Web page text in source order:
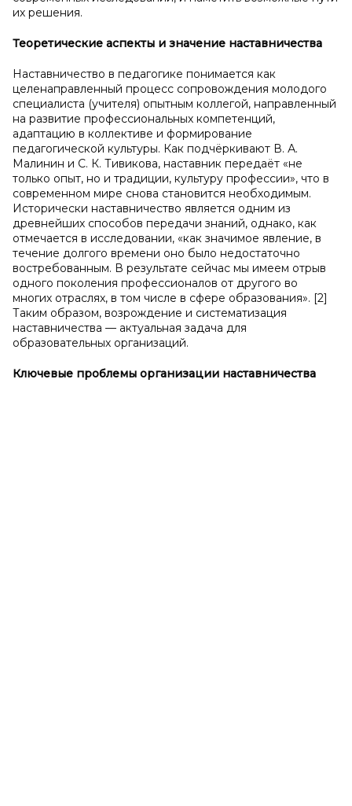
их решения.
Теоретические аспекты и значение наставничества
Наставничество в педагогике понимается как
целенаправленный процесс сопровождения молодого
специалиста (учителя) опытным коллегой, направленный
на развитие профессиональных компетенций,
адаптацию в коллективе и формирование
педагогической культуры. Как подчёркивают В. А.
Малинин и С. К. Тивикова, наставник передаёт «не
только опыт, но и традиции, культуру профессии», что в
современном мире снова становится необходимым.
Исторически наставничество является одним из
древнейших способов передачи знаний, однако, как
отмечается в исследовании, «как значимое явление, в
течение долгого времени оно было недостаточно
востребованным. В результате сейчас мы имеем отрыв
одного поколения профессионалов от другого во
многих отраслях, в том числе в сфере образования». [2]
Таким образом, возрождение и систематизация
наставничества — актуальная задача для
образовательных организаций.
Ключевые проблемы организации наставничества